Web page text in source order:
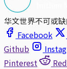
华文世界不可或
Facebook
Github
Pinterest